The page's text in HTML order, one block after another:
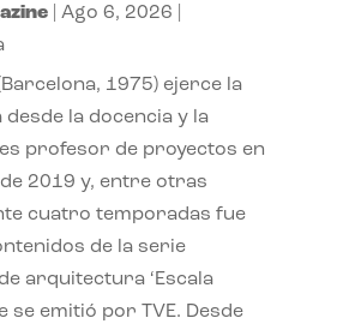
| Ago 6, 2026
1975) ejerce la
la docencia y la
profesor de proyectos en
2019 y, entre otras
cuatro temporadas fue
de la serie
arquitectura ‘Escala
se emitió por TVE. Desde